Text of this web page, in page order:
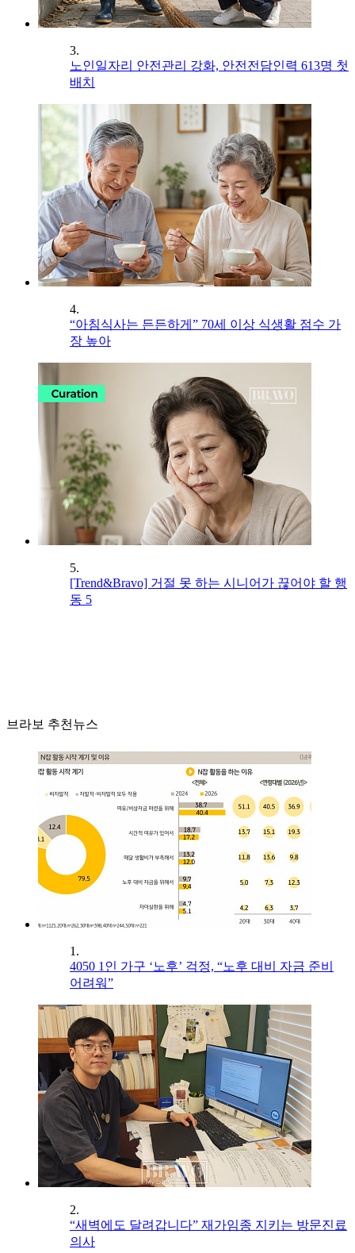
3.
노인일자리 안전관리 강화, 안전전담인력 613명 첫
배치
4.
“아침식사는 든든하게” 70세 이상 식생활 점수 가
장 높아
5.
[Trend&Bravo] 거절 못 하는 시니어가 끊어야 할 행
동 5
브라보 추천뉴스
1.
4050 1인 가구 ‘노후’ 걱정, “노후 대비 자금 준비
어려워”
2.
“새벽에도 달려갑니다” 재가임종 지키는 방문진료
의사